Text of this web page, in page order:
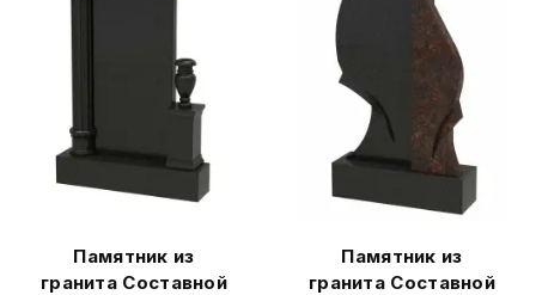
Памятник из
гранита Составной
Памятник из
гранита Составной